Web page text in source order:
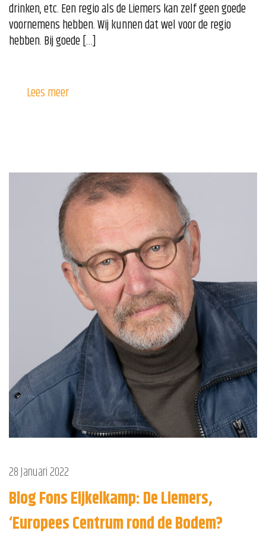
drinken, etc. Een regio als de Liemers kan zelf geen goede
voornemens hebben. Wij kunnen dat wel voor de regio
hebben. Bij goede […]
Lees meer
28 Januari 2022
Blog Fons Eijkelkamp: De Liemers,
‘Europees Centrum rond de Bodem?